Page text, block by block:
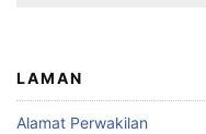
LAMAN
Alamat Perwakilan